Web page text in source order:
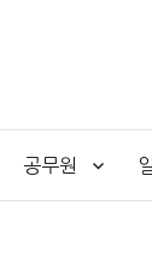
공무원